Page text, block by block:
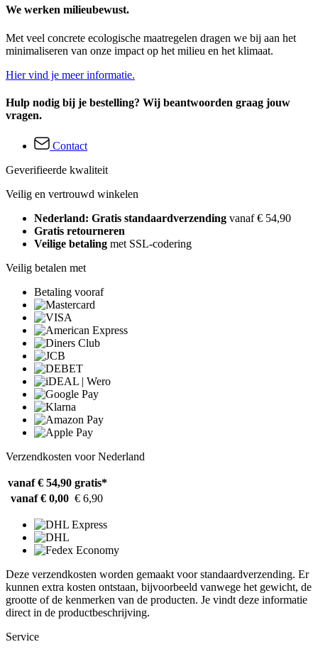
We werken milieubewust.
Met veel concrete ecologische maatregelen dragen we bij aan het
minimaliseren van onze impact op het milieu en het klimaat.
Hier vind je meer informatie.
Hulp nodig bij je bestelling? Wij beantwoorden graag jouw
vragen.
Contact
Geverifieerde kwaliteit
Veilig en vertrouwd winkelen
Nederland: Gratis standaardverzending vanaf € 54,90
Gratis retourneren
Veilige betaling met SSL-codering
Veilig betalen met
Betaling vooraf
Verzendkosten voor Nederland
vanaf € 54,90 gratis*
vanaf € 0,00 € 6,90
Deze verzendkosten worden gemaakt voor standaardverzending. Er
kunnen extra kosten ontstaan, bijvoorbeeld vanwege het gewicht, de
grootte of de kenmerken van de producten. Je vindt deze informatie
direct in de productbeschrijving.
Service